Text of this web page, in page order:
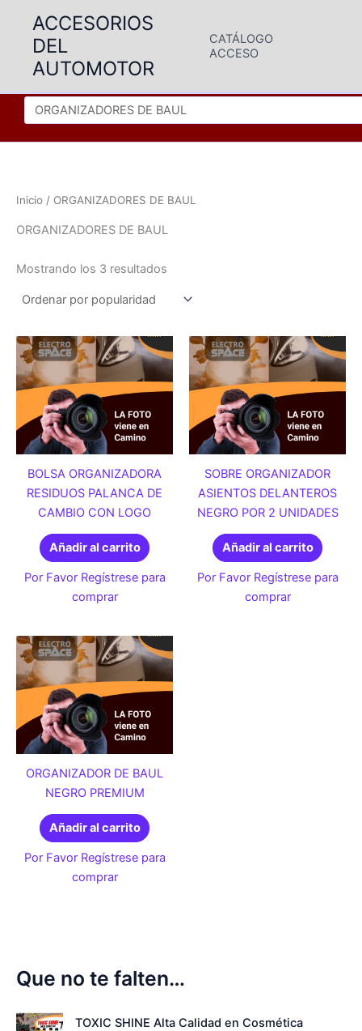
contenido
ACCESORIOS
DEL
AUTOMOTOR
CATÁLOGO
ACCESO
Inicio / ORGANIZADORES DE BAUL
ORGANIZADORES DE BAUL
Mostrando los 3 resultados
BOLSA ORGANIZADORA
RESIDUOS PALANCA DE
CAMBIO CON LOGO
Añadir al carrito
Por Favor Regístrese para
comprar
SOBRE ORGANIZADOR
ASIENTOS DELANTEROS
NEGRO POR 2 UNIDADES
Añadir al carrito
Por Favor Regístrese para
comprar
ORGANIZADOR DE BAUL
NEGRO PREMIUM
Añadir al carrito
Por Favor Regístrese para
comprar
Que no te falten…
TOXIC SHINE Alta Calidad en Cosmética